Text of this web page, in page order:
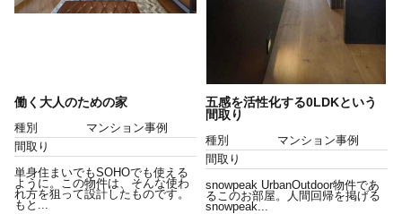
働く大人のための家
種別
マンション事例
間取り
単身住まいでもSOHOでも使える
ように。この物件は、そんな使わ
れ方を狙って設計したものです。
もと...
五感を活性化する0LDKという
間取り
種別
マンション事例
間取り
snowpeak UrbanOutdoor物件であ
るこのお部屋。人間回帰を掲げる
snowpeak...